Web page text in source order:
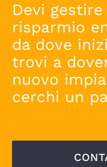
Devi
risparmio
da dove
trovi a
nuovo
cerchi un